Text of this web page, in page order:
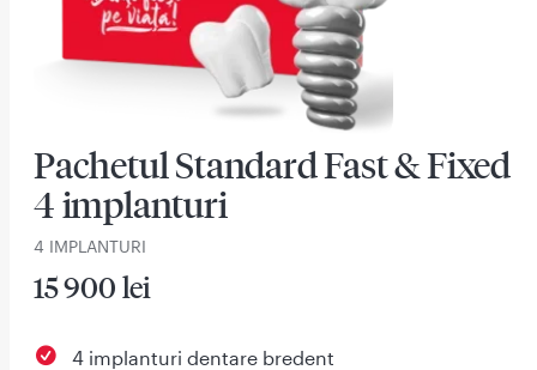
Pachetul Standard Fast & Fixed
4 implanturi
15 900 lei
4 IMPLANTURI
4 implanturi dentare bredent